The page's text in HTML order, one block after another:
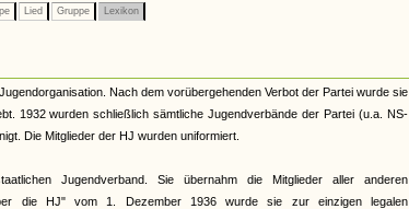
Lied Gruppe Lexikon
Nach dem vorübergehenden Verbot der Partei wurde sie
1932 wurden schließlich sämtliche Jugendverbände der Partei (u.a. NS-
Die Mitglieder der HJ wurden uniformiert.
Jugendverband. Sie übernahm die Mitglieder aller anderen
die HJ" vom 1. Dezember 1936 wurde sie zur einzigen legalen